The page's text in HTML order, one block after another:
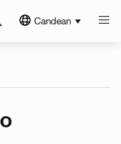
Candean